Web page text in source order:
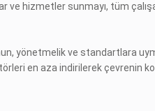
hizmetler sunmayı, tüm
yönetmelik ve standartlara
en aza indirilerek çevrenin